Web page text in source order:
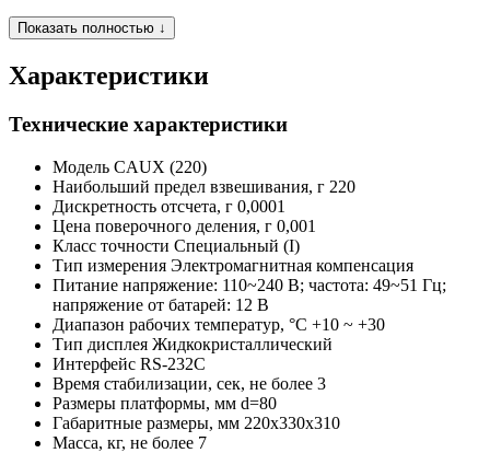
Показать полностью ↓
Характеристики
Технические характеристики
Модель CAUX (220)
Наибольший предел взвешивания, г 220
Дискретность отсчета, г 0,0001
Цена поверочного деления, г 0,001
Класс точности Специальный (I)
Тип измерения Электромагнитная компенсация
Питание напряжение: 110~240 В; частота: 49~51 Гц;
напряжение от батарей: 12 В
Диапазон рабочих температур, °C +10 ~ +30
Тип дисплея Жидкокристаллический
Интерфейс RS-232C
Время стабилизации, сек, не более 3
Размеры платформы, мм d=80
Габаритные размеры, мм 220x330x310
Масса, кг, не более 7